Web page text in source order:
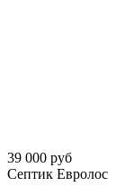
39 000 руб
Септик Евролос